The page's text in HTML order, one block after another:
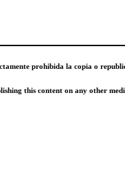
prohibida la copia o
this content on any other